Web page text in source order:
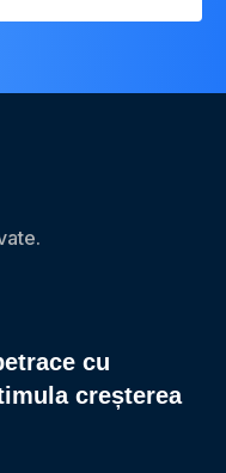
cu
creșterea